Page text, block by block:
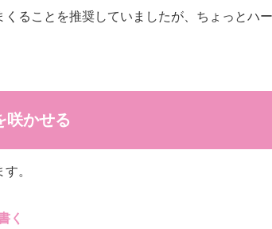
ることを推奨していましたが、ちょっとハ
咲かせる
。
く